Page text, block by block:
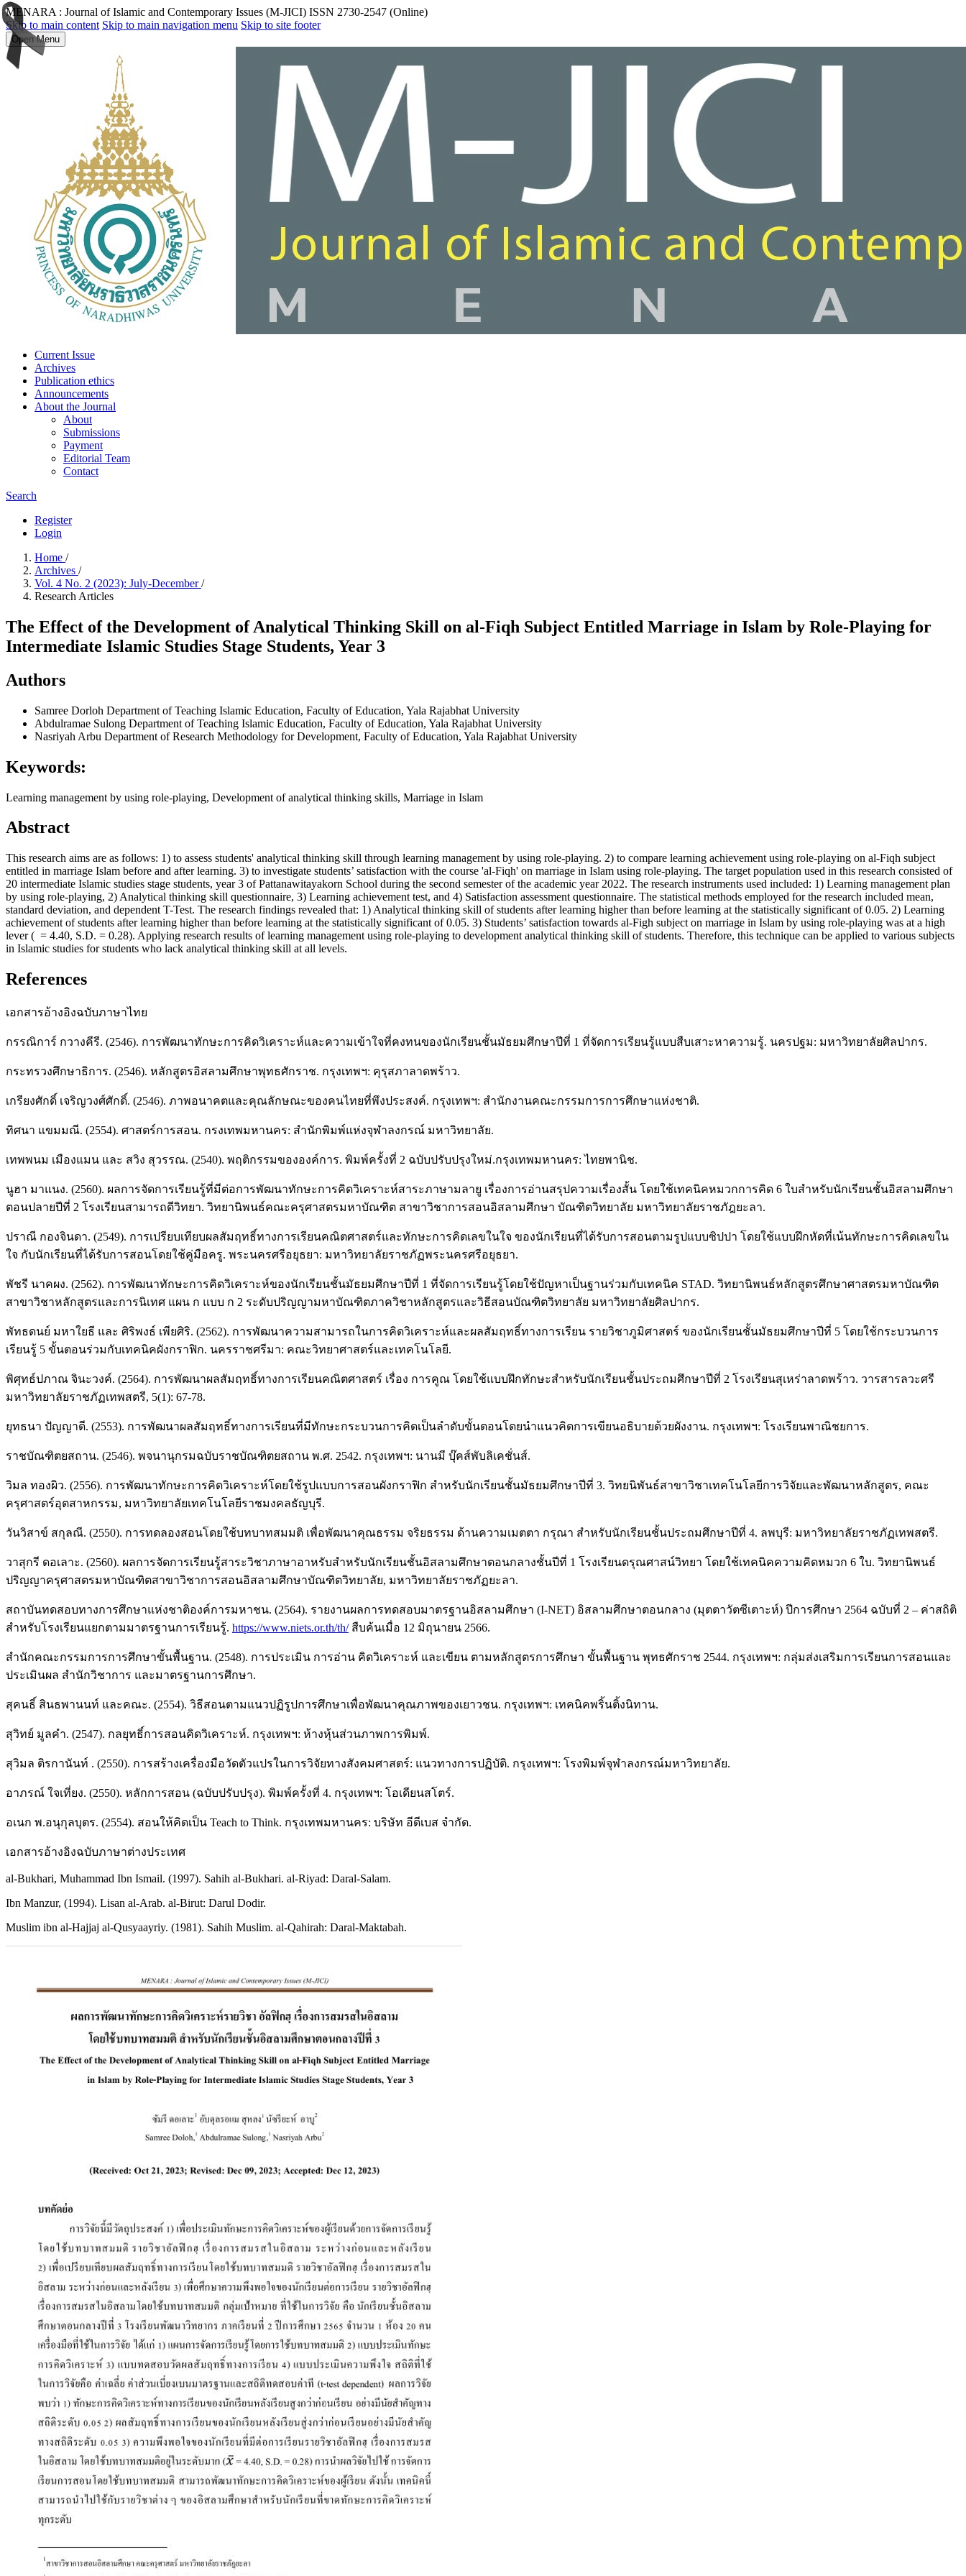
MENARA : Journal of Islamic and Contemporary Issues (M-JICI) ISSN 2730-2547 (Online)
Skip to main content Skip to main navigation menu Skip to site footer
Open Menu
Current Issue
Archives
Publication ethics
Announcements
About the Journal
About
Submissions
Payment
Editorial Team
Contact
Search
Register
Login
Home /
Archives /
Vol. 4 No. 2 (2023): July-December/
Research Articles
The Effect of the Development of Analytical Thinking Skill on al-Fiqh Subject Entitled Marriage in Islam by Role-Playing for
Intermediate Islamic Studies Stage Students, Year 3
Authors
Samree Dorloh Department of Teaching Islamic Education, Faculty of Education, Yala Rajabhat University
Abdulramae Sulong Department of Teaching Islamic Education, Faculty of Education, Yala Rajabhat University
Nasriyah Arbu Department of Research Methodology for Development, Faculty of Education, Yala Rajabhat University
Keywords:
Learning management by using role-playing, Development of analytical thinking skills, Marriage in Islam
Abstract
This research aims are as follows: 1) to assess students' analytical thinking skill through learning management by using role-playing. 2) to compare learning achievement using role-playing on al-Fiqh subject
entitled in marriage Islam before and after learning. 3) to investigate students’ satisfaction with the course 'al-Fiqh' on marriage in Islam using role-playing. The target population used in this research consisted of
20 intermediate Islamic studies stage students, year 3 of Pattanawitayakorn School during the second semester of the academic year 2022. The research instruments used included: 1) Learning management plan
by using role-playing, 2) Analytical thinking skill questionnaire, 3) Learning achievement test, and 4) Satisfaction assessment questionnaire. The statistical methods employed for the research included mean,
standard deviation, and dependent T-Test. The research findings revealed that: 1) Analytical thinking skill of students after learning higher than before learning at the statistically significant of 0.05. 2) Learning
achievement of students after learning higher than before learning at the statistically significant of 0.05. 3) Students’ satisfaction towards al-Figh subject on marriage in Islam by using role-playing was at a high
lever ( = 4.40, S.D. = 0.28). Applying research results of learning management using role-playing to development analytical thinking skill of students. Therefore, this technique can be applied to various subjects
in Islamic studies for students who lack analytical thinking skill at all levels.
References
เอกสารอ้างอิงฉบับภาษาไทย
กรรณิการ์ กวางคีรี. (2546). การพัฒนาทักษะการคิดวิเคราะห์และความเข้าใจที่คงทนของนักเรียนชั้นมัธยมศึกษาปีที่ 1 ที่จัดการเรียนรู้แบบสืบเสาะหาความรู้. นครปฐม: มหาวิทยาลัยศิลปากร.
กระทรวงศึกษาธิการ. (2546). หลักสูตรอิสลามศึกษาพุทธศักราช. กรุงเทพฯ: คุรุสภาลาดพร้าว.
เกรียงศักดิ์ เจริญวงศ์ศักดิ์. (2546). ภาพอนาคตและคุณลักษณะของคนไทยที่พึงประสงค์. กรุงเทพฯ: สำนักงานคณะกรรมการการศึกษาแห่งชาติ.
ทิศนา แขมมณี. (2554). ศาสตร์การสอน. กรงเทพมหานคร: สำนักพิมพ์แห่งจุฬาลงกรณ์ มหาวิทยาลัย.
เทพพนม เมืองแมน และ สวิง สุวรรณ. (2540). พฤติกรรมขององค์การ. พิมพ์ครั้งที่ 2 ฉบับปรับปรุงใหม่.กรุงเทพมหานคร: ไทยพานิช.
นูฮา มาแนง. (2560). ผลการจัดการเรียนรู้ที่มีต่อการพัฒนาทักษะการคิดวิเคราะห์สาระภาษามลายู เรื่องการอ่านสรุปความเรื่องสั้น โดยใช้เทคนิคหมวกการคิด 6 ใบสำหรับนักเรียนชั้นอิสลามศึกษา
ตอนปลายปีที่ 2 โรงเรียนสามารถดีวิทยา. วิทยานิพนธ์คณะครุศาสตรมหาบัณฑิต สาขาวิชาการสอนอิสลามศึกษา บัณฑิตวิทยาลัย มหาวิทยาลัยราชภัฎยะลา.
ปราณี กองจินดา. (2549). การเปรียบเทียบผลสัมฤทธิ์ทางการเรียนคณิตศาสตร์และทักษะการคิดเลขในใจ ของนักเรียนที่ได้รับการสอนตามรูปแบบซิปปา โดยใช้แบบฝึกหัดที่เน้นทักษะการคิดเลขใน
ใจ กับนักเรียนที่ได้รับการสอนโดยใช้คู่มือครู. พระนครศรีอยุธยา: มหาวิทยาลัยราชภัฏพระนครศรีอยุธยา.
พัชรี นาคผง. (2562). การพัฒนาทักษะการคิดวิเคราะห์ของนักเรียนชั้นมัธยมศึกษาปีที่ 1 ที่จัดการเรียนรู้โดยใช้ปัญหาเป็นฐานร่วมกับเทคนิค STAD. วิทยานิพนธ์หลักสูตรศึกษาศาสตรมหาบัณฑิต
สาขาวิชาหลักสูตรและการนิเทศ แผน ก แบบ ก 2 ระดับปริญญามหาบัณฑิตภาควิชาหลักสูตรและวิธีสอนบัณฑิตวิทยาลัย มหาวิทยาลัยศิลปากร.
พัทธดนย์ มหาใยธี และ ศิริพงธ์ เพียศิริ. (2562). การพัฒนาความสามารถในการคิดวิเคราะห์และผลสัมฤทธิ์ทางการเรียน รายวิชาภูมิศาสตร์ ของนักเรียนชั้นมัธยมศึกษาปีที่ 5 โดยใช้กระบวนการ
เรียนรู้ 5 ขั้นตอนร่วมกับเทคนิคผังกราฟิก. นครราชศรีมา: คณะวิทยาศาสตร์และเทคโนโลยี.
พิศุทธ์ปภาณ จินะวงค์. (2564). การพัฒนาผลสัมฤทธิ์ทางการเรียนคณิตศาสตร์ เรื่อง การคูณ โดยใช้แบบฝึกทักษะสำหรับนักเรียนชั้นประถมศึกษาปีที่ 2 โรงเรียนสุเหร่าลาดพร้าว. วารสารลวะศรี
มหาวิทยาลัยราชภัฏเทพสตรี, 5(1): 67-78.
ยุทธนา ปัญญาดี. (2553). การพัฒนาผลสัมฤทธิ์ทางการเรียนที่มีทักษะกระบวนการคิดเป็นลำดับขั้นตอนโดยนำแนวคิดการเขียนอธิบายด้วยผังงาน. กรุงเทพฯ: โรงเรียนพาณิชยการ.
ราชบัณฑิตยสถาน. (2546). พจนานุกรมฉบับราชบัณฑิตยสถาน พ.ศ. 2542. กรุงเทพฯ: นานมี บุ๊คส์พับลิเคชั่นส์.
วิมล ทองผิว. (2556). การพัฒนาทักษะการคิดวิเคราะห์โดยใช้รูปแบบการสอนผังกราฟิก สำหรับนักเรียนชั้นมัธยมศึกษาปีที่ 3. วิทยนิพันธ์สาขาวิชาเทคโนโลยีการวิจัยและพัฒนาหลักสูตร, คณะ
ครุศาสตร์อุตสาหกรรม, มหาวิทยาลัยเทคโนโลยีราชมงคลธัญบุรี.
วันวิสาข์ สกุลณี. (2550). การทดลองสอนโดยใช้บทบาทสมมติ เพื่อพัฒนาคุณธรรม จริยธรรม ด้านความเมตตา กรุณา สำหรับนักเรียนชั้นประถมศึกษาปีที่ 4. ลพบุรี: มหาวิทยาลัยราชภัฏเทพสตรี.
วาสุกรี ดอเลาะ. (2560). ผลการจัดการเรียนรู้สาระวิชาภาษาอาหรับสำหรับนักเรียนชั้นอิสลามศึกษาตอนกลางชั้นปีที่ 1 โรงเรียนดรุณศาสน์วิทยา โดยใช้เทคนิคความคิดหมวก 6 ใบ. วิทยานิพนธ์
ปริญญาครุศาสตรมหาบัณฑิตสาขาวิชาการสอนอิสลามศึกษาบัณฑิตวิทยาลัย, มหาวิทยาลัยราชภัฏยะลา.
สถาบันทดสอบทางการศึกษาแห่งชาติองค์การมหาชน. (2564). รายงานผลการทดสอบมาตรฐานอิสลามศึกษา (I-NET) อิสลามศึกษาตอนกลาง (มุตตาวัตซีเตาะห์) ปีการศึกษา 2564 ฉบับที่ 2 – ค่าสถิติ
สำหรับโรงเรียนแยกตามมาตรฐานการเรียนรู้. https://www.niets.or.th/th/สืบค้นเมื่อ 12 มิถุนายน 2566.
สำนักคณะกรรมการการศึกษาขั้นพื้นฐาน. (2548). การประเมิน การอ่าน คิดวิเคราะห์ และเขียน ตามหลักสูตรการศึกษา ขั้นพื้นฐาน พุทธศักราช 2544. กรุงเทพฯ: กลุ่มส่งเสริมการเรียนการสอนและ
ประเมินผล สำนักวิชาการ และมาตรฐานการศึกษา.
สุคนธิ์ สินธพานนท์ และคณะ. (2554). วิธีสอนตามแนวปฏิรูปการศึกษาเพื่อพัฒนาคุณภาพของเยาวชน. กรุงเทพฯ: เทคนิคพริ้นติ้งนิทาน.
สุวิทย์ มูลคํา. (2547). กลยุทธิ์การสอนคิดวิเคราะห์. กรุงเทพฯ: ห้างหุ้นส่วนภาพการพิมพ์.
สุวิมล ติรกานันท์ . (2550). การสร้างเครื่องมือวัดตัวแปรในการวิจัยทางสังคมศาสตร์: แนวทางการปฏิบัติ. กรุงเทพฯ: โรงพิมพ์จุฬาลงกรณ์มหาวิทยาลัย.
อาภรณ์ ใจเที่ยง. (2550). หลักการสอน (ฉบับปรับปรุง). พิมพ์ครั้งที่ 4. กรุงเทพฯ: โอเดียนสโตร์.
อเนก พ.อนุกุลบุตร. (2554). สอนให้คิดเป็น Teach to Think. กรุงเทพมหานคร: บริษัท อีดีเบส จำกัด.
เอกสารอ้างอิงฉบับภาษาต่างประเทศ
al-Bukhari, Muhammad Ibn Ismail. (1997). Sahih al-Bukhari. al-Riyad: Daral-Salam.
Ibn Manzur, (1994). Lisan al-Arab. al-Birut: Darul Dodir.
Muslim ibn al-Hajjaj al-Qusyaayriy. (1981). Sahih Muslim. al-Qahirah: Daral-Maktabah.